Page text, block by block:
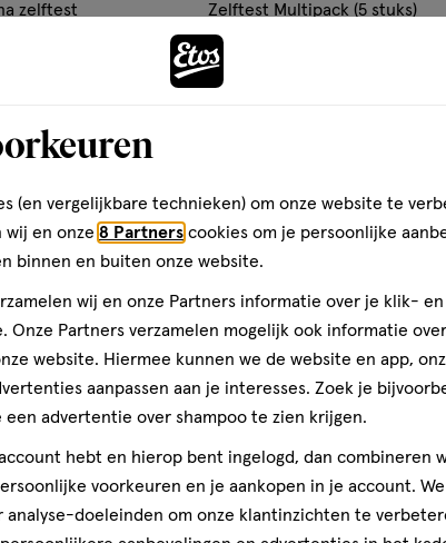
zelftest
verhoog aantal met één
Zelftest Multipack (5 stuks)
(en vergelijkbare technieken) om onze website te
wij en onze 8 Partners cookies om je persoonlijke
binnen en buiten onze website.
wij en onze Partners informatie over je klik-
Onze Partners verzamelen mogelijk ook informatie
website. Hiermee kunnen we de website en app,
aanpassen aan je interesses. Zoek je
een advertentie over shampoo te zien krijgen.
hebt en hierop bent ingelogd, dan combineren
voorkeuren en je aankopen in je account.
analyse-doeleinden om onze klantinzichten te